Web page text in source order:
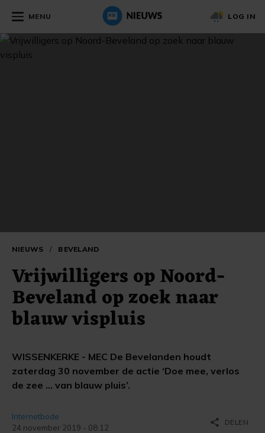
MENU LOG IN
NIEUWS / BEVELAND
Vrijwilligers op Noord-
Beveland op zoek naar
blauw vispluis
WISSENKERKE - MEC De Bevelanden houdt
zaterdag 30 november de actie ‘Doe mee, verlos
de zee … van blauw pluis’.
Internetbode
24 november 2019 - 08:12
share DELEN